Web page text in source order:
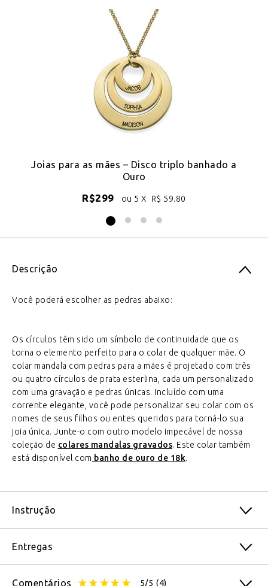
Joias para as mães – Disco triplo banhado a
Ouro
R$299 ou 5 X R$ 59.80
Descrição
Você poderá escolher as pedras abaixo:
Os círculos têm sido um símbolo de continuidade que os
torna o elemento perfeito para o colar de qualquer mãe. O
colar mandala com pedras para a mães é projetado com três
ou quatro círculos de prata esterlina, cada um personalizado
com uma gravação e pedras únicas. Incluído com uma
corrente elegante, você pode personalizar seu colar com os
nomes de seus filhos ou entes queridos para torná-lo sua
joia única. Junte-o com outro modelo impecável de nossa
coleção de colares mandalas gravados. Este colar também
está disponível com banho de ouro de 18k.
Instrução
Entregas
Comentários 5/5 (4)